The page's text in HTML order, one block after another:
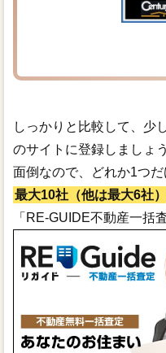
しっかりと比較して、少
のサイトに登録しましょ
面倒なので、どれか1つ
最大10社（他は最大6社）
「RE-GUIDE不動産一括